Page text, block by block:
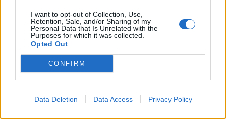
I want to opt-out of Collection, Use,
Retention, Sale, and/or Sharing of my
Personal Data that Is Unrelated with the
Purposes for which it was collected.
Opted Out
CONFIRM
Data Deletion Data Access Privacy Policy